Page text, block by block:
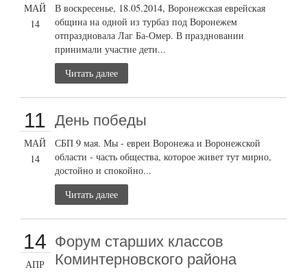
МАЙ
14
В воскресенье, 18.05.2014, Воронежская еврейская
община на одной из турбаз под Воронежем
отпраздновала Лаг Ба-Омер. В праздновании
принимали участие дети...
Читать далее
11
МАЙ
14
День победы
СБП 9 мая. Мы - евреи Воронежа и Воронежской
области - часть общества, которое живет тут мирно,
достойно и спокойно...
Читать далее
14
АПР
Форум старших классов
Коминтерновского района